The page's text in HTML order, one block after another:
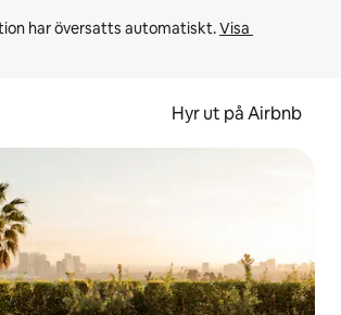
har översatts automatiskt. Visa
Hyr ut på Airbnb